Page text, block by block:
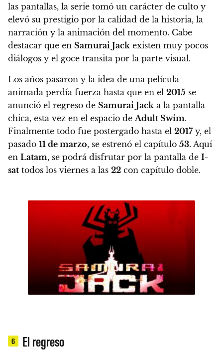
las pantallas, la serie tomó un carácter de culto y
elevó su prestigio por la calidad de la historia, la
narración y la animación del momento. Cabe
destacar que en Samurai Jack existen muy pocos
diálogos y el goce transita por la parte visual.
Los años pasaron y la idea de una película
animada perdía fuerza hasta que en el 2015 se
anunció el regreso de Samurai Jack a la pantalla
chica, esta vez en el espacio deAdult Swim.
Finalmente todo fue postergado hasta el 2017y, el
pasado 11 de marzo, se estrenó el capítulo 53. Aquí
en Latam, se podrá disfrutar por la pantalla de I-
sat todos los viernes a las 22 con capítulo doble.
6 El regreso